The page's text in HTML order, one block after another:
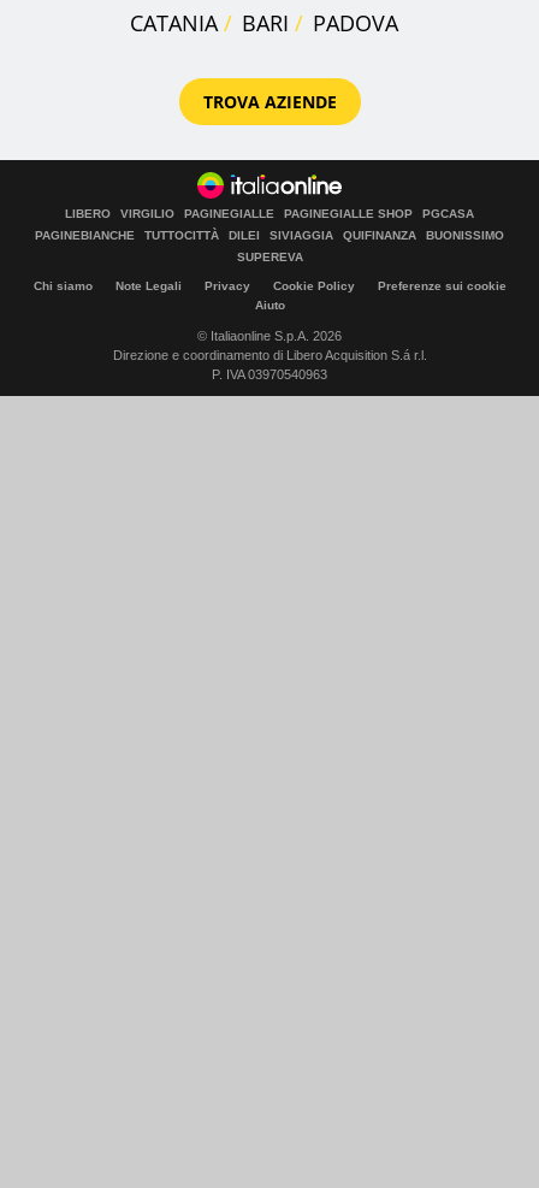
CATANIA
BARI PADOVA
TROVA AZIENDE
LIBERO VIRGILIO PAGINEGIALLE PAGINEGIALLE SHOP
PGCASA
PAGINEBIANCHE
TUTTOCITTÀ DILEI SIVIAGGIA QUIFINANZA
BUONISSIMO
SUPEREVA
Chi siamo Note Legali Privacy Cookie Policy
Preferenze sui cookie
Aiuto
© Italiaonline S.p.A. 2026
Direzione e coordinamento di Libero Acquisition S.á r.l.
P. IVA 03970540963